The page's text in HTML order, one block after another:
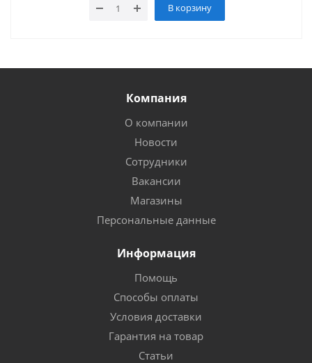
В корзину
Компания
О компании
Новости
Сотрудники
Вакансии
Магазины
Персональные данные
Информация
Помощь
Способы оплаты
Условия доставки
Гарантия на товар
Статьи